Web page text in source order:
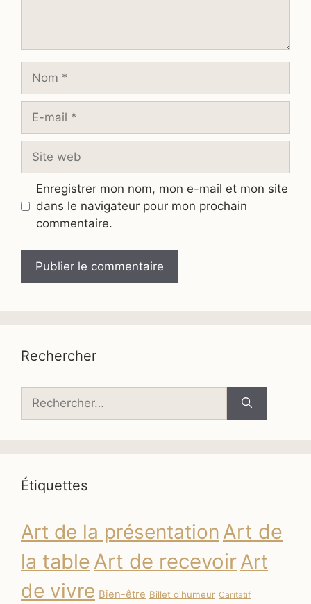
Nom
Site
Enregistrer mon nom, mon e-mail et mon site
dans le navigateur pour mon prochain
commentaire.
Rechercher
Étiquettes
Art de la présentation Art de
la table Art de recevoirArt
de vivre Bien-être Billet d'humeur Caritatif